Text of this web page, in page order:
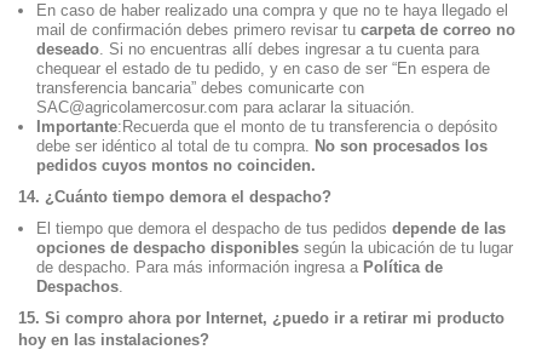
En caso de haber realizado una compra y que no te haya llegado el
mail de confirmación debes primero revisar tu carpeta de correo no
deseado. Si no encuentras allí debes ingresar a tu cuenta para
chequear el estado de tu pedido, y en caso de ser “En espera de
transferencia bancaria” debes comunicarte con
SAC@agricolamercosur.com para aclarar la situación.
Importante:Recuerda que el monto de tu transferencia o depósito
debe ser idéntico al total de tu compra. No son procesados los
pedidos cuyos montos no coinciden.
14. ¿Cuánto tiempo demora el despacho?
El tiempo que demora el despacho de tus pedidos depende de las
opciones de despacho disponibles según la ubicación de tu lugar
de despacho. Para más información ingresa a Política de
Despachos.
15. Si compro ahora por Internet, ¿puedo ir a retirar mi producto
hoy en las instalaciones?